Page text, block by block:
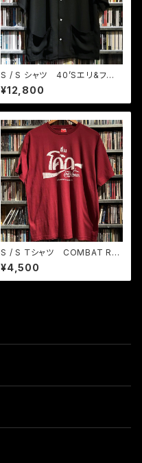
S / S シャツ 40’Sエリ&フロ
ント2ポケット
¥12,800
S / S Ｔシャツ COMBAT RO
CK バーガンディ
¥4,500